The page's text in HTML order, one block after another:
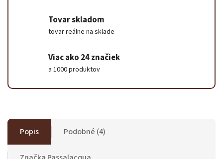
Tovar skladom
tovar reálne na sklade
Viac ako 24 značiek
a 1000 produktov
Popis Podobné (4)